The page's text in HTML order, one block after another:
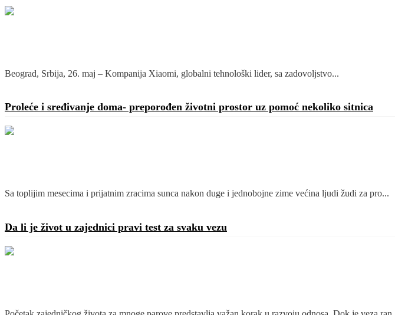
Beograd, Srbija, 26. maj – Kompanija Xiaomi, globalni tehnološki lider, sa zadovoljstvo...
Proleće i sređivanje doma- preporođen životni prostor uz pomoć nekoliko sitnica
Sa toplijim mesecima i prijatnim zracima sunca nakon duge i jednobojne zime većina ljudi žudi za pro...
Da li je život u zajednici pravi test za svaku vezu